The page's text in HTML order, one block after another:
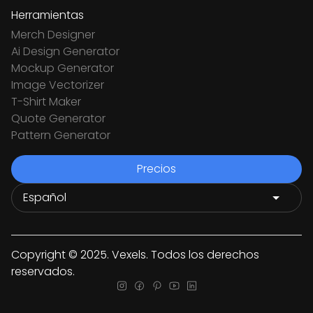
Herramientas
Merch Designer
Ai Design Generator
Mockup Generator
Image Vectorizer
T-Shirt Maker
Quote Generator
Pattern Generator
Precios
Copyright © 2025. Vexels. Todos los derechos
reservados.